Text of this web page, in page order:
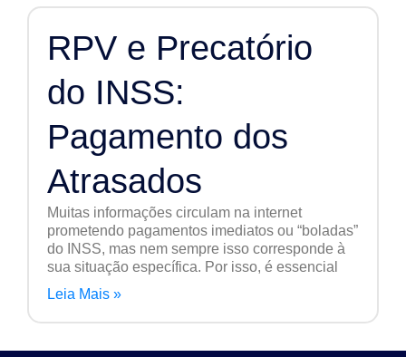
RPV e Precatório
do INSS:
Pagamento dos
Atrasados
Muitas informações circulam na internet
prometendo pagamentos imediatos ou “boladas”
do INSS, mas nem sempre isso corresponde à
sua situação específica. Por isso, é essencial
Leia Mais »